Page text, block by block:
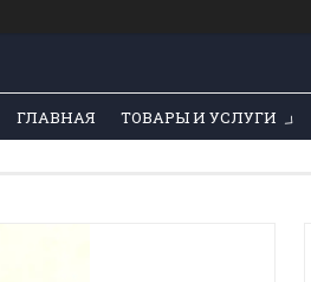
ГЛАВНАЯ ТОВАРЫ И УСЛУГИ